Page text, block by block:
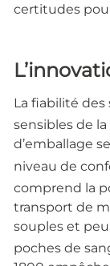
certitudes
La fiabilité
sensibles de
d’emballage
niveau de
comprend la
transport de
souples et
poches de